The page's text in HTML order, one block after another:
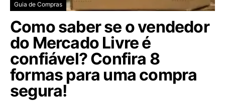
Guia de Compras
Como saber se o vendedor
do Mercado Livre é
confiável? Confira 8
formas para uma compra
segura!